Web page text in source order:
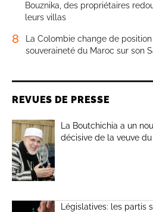
Bouznika, des propriétaires
leurs villas
8
La Colombie change de
souveraineté du Maroc sur son
REVUES DE PRESSE
La Boutchichia a un
décisive de la veuve
Législatives: les